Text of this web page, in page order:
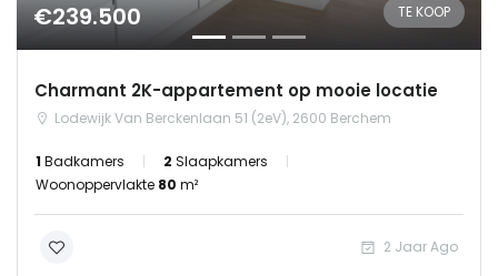
€239.500 TE KOOP
Charmant 2K-appartement op mooie locatie
Lodewijk Van Berckenlaan 51 (2eV), 2600 Berchem
1 Badkamers 2 Slaapkamers
Woonoppervlakte 80 m²
2 Jaar Ago